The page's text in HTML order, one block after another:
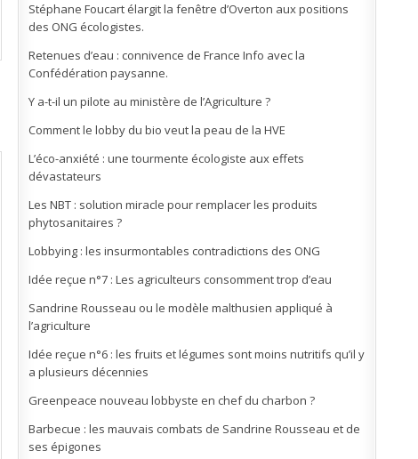
Stéphane Foucart élargit la fenêtre d’Overton aux positions
des ONG écologistes.
Retenues d’eau : connivence de France Info avec la
Confédération paysanne.
Y a-t-il un pilote au ministère de l’Agriculture ?
Comment le lobby du bio veut la peau de la HVE
L’éco-anxiété : une tourmente écologiste aux effets
dévastateurs
Les NBT : solution miracle pour remplacer les produits
phytosanitaires ?
Lobbying : les insurmontables contradictions des ONG
Idée reçue n°7 : Les agriculteurs consomment trop d’eau
Sandrine Rousseau ou le modèle malthusien appliqué à
l’agriculture
Idée reçue n°6 : les fruits et légumes sont moins nutritifs qu’il y
a plusieurs décennies
Greenpeace nouveau lobbyste en chef du charbon ?
Barbecue : les mauvais combats de Sandrine Rousseau et de
ses épigones